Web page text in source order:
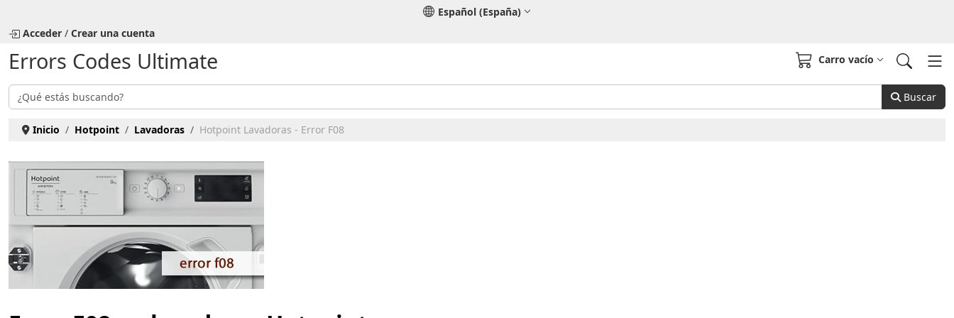
Español (España)
Acceder / Crear una cuenta
Errors Codes Ultimate
Buscar Buscar
Carro vacío
Inicio Hotpoint Lavadoras Hotpoint Lavadoras - Error F08